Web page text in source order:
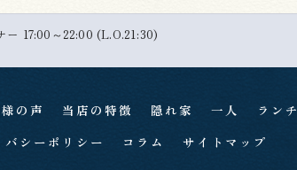
ー 17:00～22:00 (L.O.21:30)
の声 当店の特徴 隠れ家 一人 ランチ
バシーポリシー コラム サイトマップ